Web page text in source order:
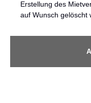
Erstellung des
auf Wunsch gelöscht